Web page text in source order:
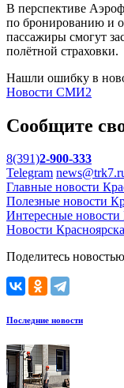
В перспективе
по бронированию и
пассажиры смогут
полётной страховки.
Нашли ошибку в
Новости СМИ2
Сообщите
8(391)2-900-333
Telegram
Главные новости
Полезные новости
Интересные новости
Новости
Поделитесь
Последние новости